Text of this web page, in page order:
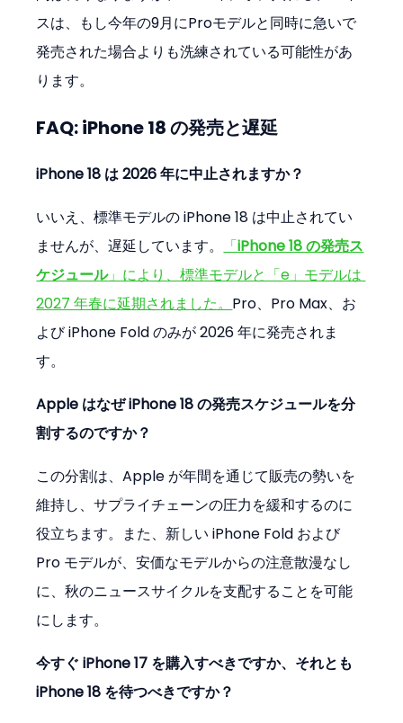
スは、もし今年の9月にProモデルと同時に急いで
発売された場合よりも洗練されている可能性があ
ります。
FAQ: iPhone 18 の発売と遅延
iPhone 18 は 2026 年に中止されますか？
いいえ、標準モデルの iPhone 18 は中止されてい
ませんが、遅延しています。
「iPhone 18 の発売ス
ケジュール」により、標準モデルと「e」モデルは
2027 年春に延期されました。 Pro、Pro Max、お
よび iPhone Fold のみが 2026 年に発売されま
す。
Apple はなぜ iPhone 18 の発売スケジュールを分
割するのですか？
この分割は、Apple が年間を通じて販売の勢いを
維持し、サプライチェーンの圧力を緩和するのに
役立ちます。また、新しい iPhone Fold および
Pro モデルが、安価なモデルからの注意散漫なし
に、秋のニュースサイクルを支配することを可能
にします。
今すぐ iPhone 17 を購入すべきですか、それとも
iPhone 18 を待つべきですか？